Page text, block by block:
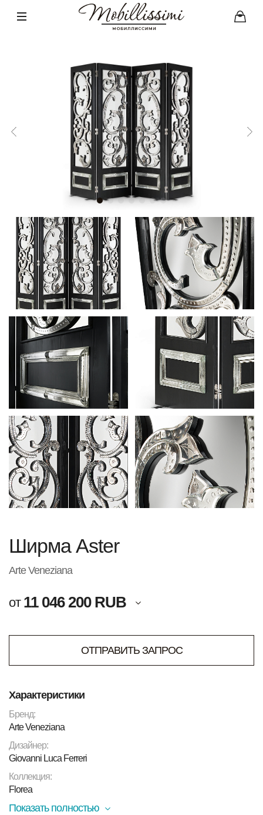
Ширма Aster
Arte Veneziana
от 11 046 200 RUB
ОТПРАВИТЬ ЗАПРОС
Характеристики
Бренд:
Arte Veneziana
Дизайнер:
Giovanni Luca Ferreri
Коллекция:
Florea
Показать полностью